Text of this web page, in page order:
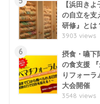
【浜田き
の自立を支
研修』とは
3903 views
6
摂食・嚥下
の食支援
りフォーラ
大会開催
3548 views